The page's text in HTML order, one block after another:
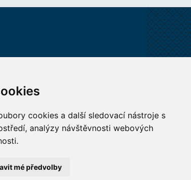
cookies a další sledovací nástroje s
analýzy návštěvnosti webových
mé předvolby